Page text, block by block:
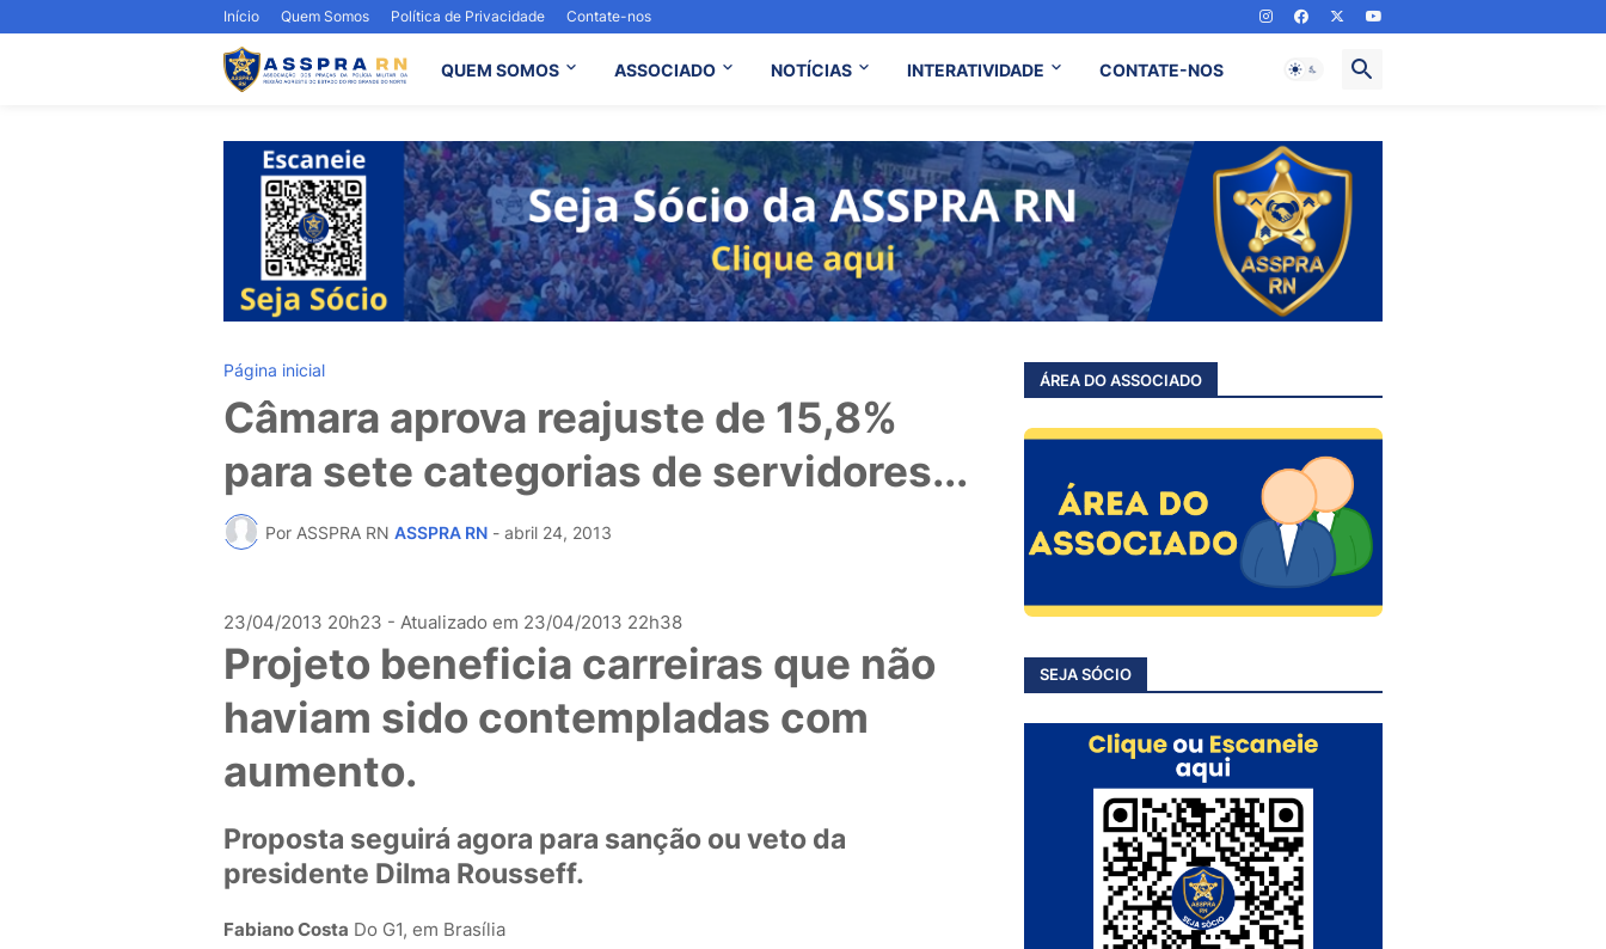
Início Quem Somos Política de Privacidade Contate-nos
QUEM SOMOS ASSOCIADO NOTÍCIAS INTERATIVIDADE CONTATE-NOS
Página inicial
Câmara aprova reajuste de 15,8%
para sete categorias de servidores...
Por ASSPRA RN ASSPRA RN - abril 24, 2013
23/04/2013 20h23 - Atualizado em 23/04/2013 22h38
Projeto beneficia carreiras que não
haviam sido contempladas com
aumento.
Proposta seguirá agora para sanção ou veto da
presidente Dilma Rousseff.
Fabiano Costa Do G1, em Brasília
ÁREA DO ASSOCIADO
SEJA SÓCIO